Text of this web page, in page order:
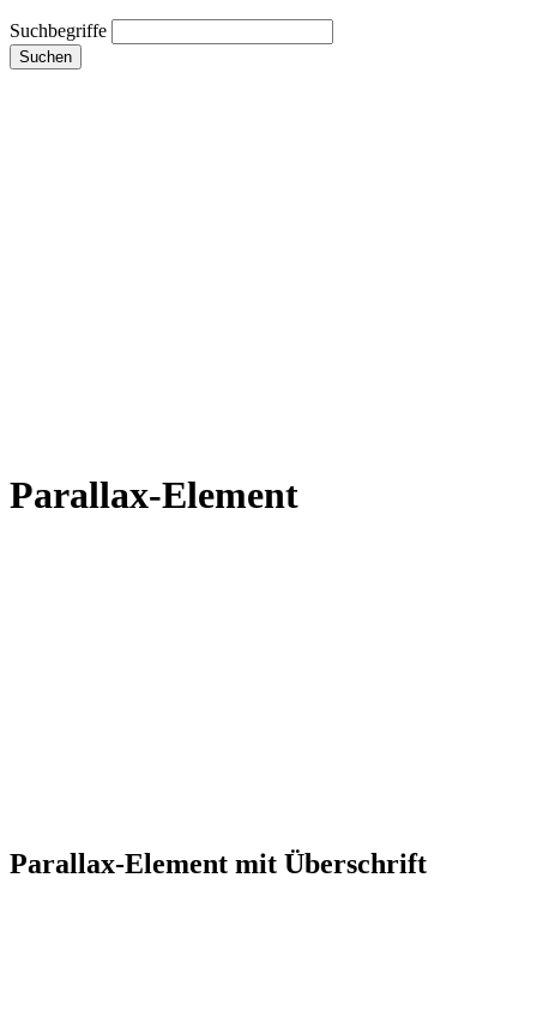
Suchbegriffe
Suchen
Parallax-Element
Parallax-Element mit Überschrift